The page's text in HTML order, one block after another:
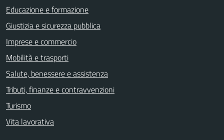
Educazione e formazione
Giustizia e sicurezza pubblica
Imprese e commercio
Mobilità e trasporti
Salute, benessere e assistenza
Tributi, finanze e contravvenzioni
Turismo
Vita lavorativa